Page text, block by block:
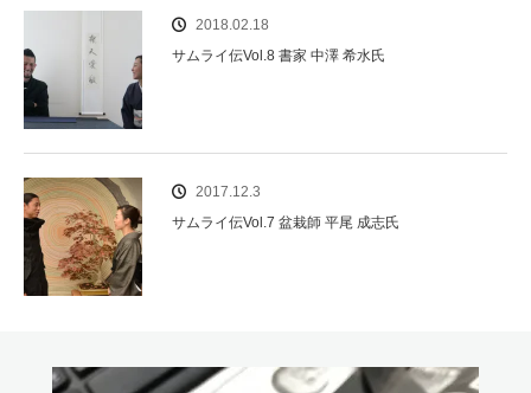
2018.02.18
サムライ伝Vol.8 書家 中澤 希水氏
2017.12.3
サムライ伝Vol.7 盆栽師 平尾 成志氏